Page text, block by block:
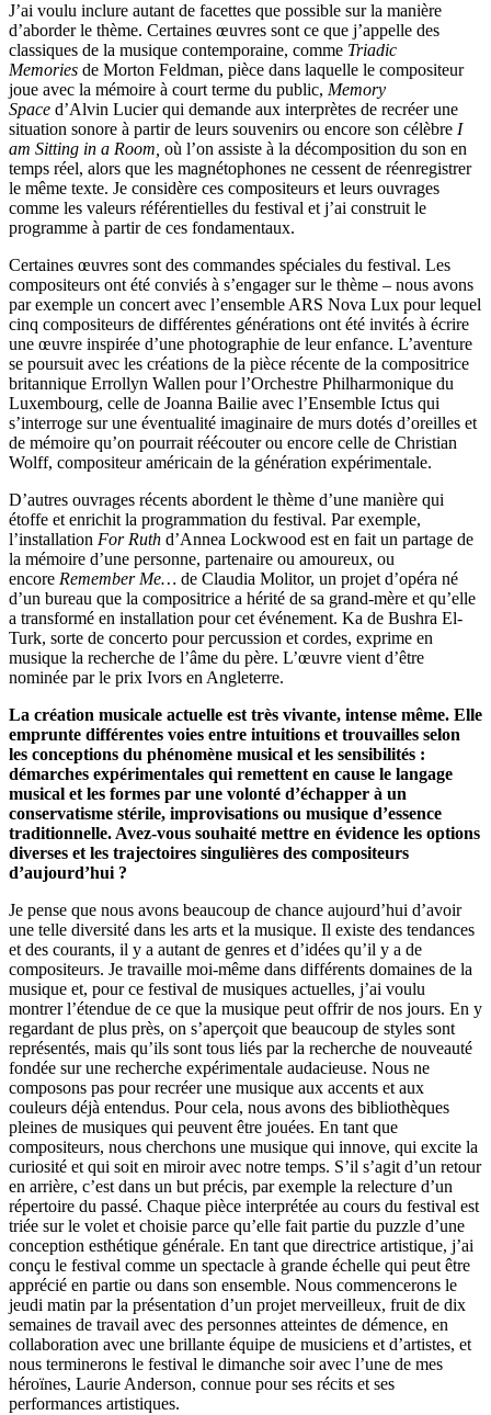
J’ai voulu inclure autant de facettes que possible sur la manière
d’aborder le thème. Certaines œuvres sont ce que j’appelle des
classiques de la musique contemporaine, comme Triadic
Memories de Morton Feldman, pièce dans laquelle le compositeur
joue avec la mémoire à court terme du public, Memory
Space d’Alvin Lucier qui demande aux interprètes de recréer une
situation sonore à partir de leurs souvenirs ou encore son célèbre I
am Sitting in a Room, où l’on assiste à la décomposition du son en
temps réel, alors que les magnétophones ne cessent de réenregistrer
le même texte. Je considère ces compositeurs et leurs ouvrages
comme les valeurs référentielles du festival et j’ai construit le
programme à partir de ces fondamentaux.
Certaines œuvres sont des commandes spéciales du festival. Les
compositeurs ont été conviés à s’engager sur le thème – nous avons
par exemple un concert avec l’ensemble ARS Nova Lux pour lequel
cinq compositeurs de différentes générations ont été invités à écrire
une œuvre inspirée d’une photographie de leur enfance. L’aventure
se poursuit avec les créations de la pièce récente de la compositrice
britannique Errollyn Wallen pour l’Orchestre Philharmonique du
Luxembourg, celle de Joanna Bailie avec l’Ensemble Ictus qui
s’interroge sur une éventualité imaginaire de murs dotés d’oreilles et
de mémoire qu’on pourrait réécouter ou encore celle de Christian
Wolff, compositeur américain de la génération expérimentale.
D’autres ouvrages récents abordent le thème d’une manière qui
étoffe et enrichit la programmation du festival. Par exemple,
l’installation For Ruth d’Annea Lockwood est en fait un partage de
la mémoire d’une personne, partenaire ou amoureux, ou
encore Remember Me… de Claudia Molitor, un projet d’opéra né
d’un bureau que la compositrice a hérité de sa grand-mère et qu’elle
a transformé en installation pour cet événement. Ka de Bushra El-
Turk, sorte de concerto pour percussion et cordes, exprime en
musique la recherche de l’âme du père. L’œuvre vient d’être
nominée par le prix Ivors en Angleterre.
La création musicale actuelle est très vivante, intense même. Elle
emprunte différentes voies entre intuitions et trouvailles selon
les conceptions du phénomène musical et les sensibilités :
démarches expérimentales qui remettent en cause le langage
musical et les formes par une volonté d’échapper à un
conservatisme stérile, improvisations ou musique d’essence
traditionnelle. Avez-vous souhaité mettre en évidence les options
diverses et les trajectoires singulières des compositeurs
d’aujourd’hui ?
Je pense que nous avons beaucoup de chance aujourd’hui d’avoir
une telle diversité dans les arts et la musique. Il existe des tendances
et des courants, il y a autant de genres et d’idées qu’il y a de
compositeurs. Je travaille moi-même dans différents domaines de la
musique et, pour ce festival de musiques actuelles, j’ai voulu
montrer l’étendue de ce que la musique peut offrir de nos jours. En y
regardant de plus près, on s’aperçoit que beaucoup de styles sont
représentés, mais qu’ils sont tous liés par la recherche de nouveauté
fondée sur une recherche expérimentale audacieuse. Nous ne
composons pas pour recréer une musique aux accents et aux
couleurs déjà entendus. Pour cela, nous avons des bibliothèques
pleines de musiques qui peuvent être jouées. En tant que
compositeurs, nous cherchons une musique qui innove, qui excite la
curiosité et qui soit en miroir avec notre temps. S’il s’agit d’un retour
en arrière, c’est dans un but précis, par exemple la relecture d’un
répertoire du passé. Chaque pièce interprétée au cours du festival est
triée sur le volet et choisie parce qu’elle fait partie du puzzle d’une
conception esthétique générale. En tant que directrice artistique, j’ai
conçu le festival comme un spectacle à grande échelle qui peut être
apprécié en partie ou dans son ensemble. Nous commencerons le
jeudi matin par la présentation d’un projet merveilleux, fruit de dix
semaines de travail avec des personnes atteintes de démence, en
collaboration avec une brillante équipe de musiciens et d’artistes, et
nous terminerons le festival le dimanche soir avec l’une de mes
héroïnes, Laurie Anderson, connue pour ses récits et ses
performances artistiques.